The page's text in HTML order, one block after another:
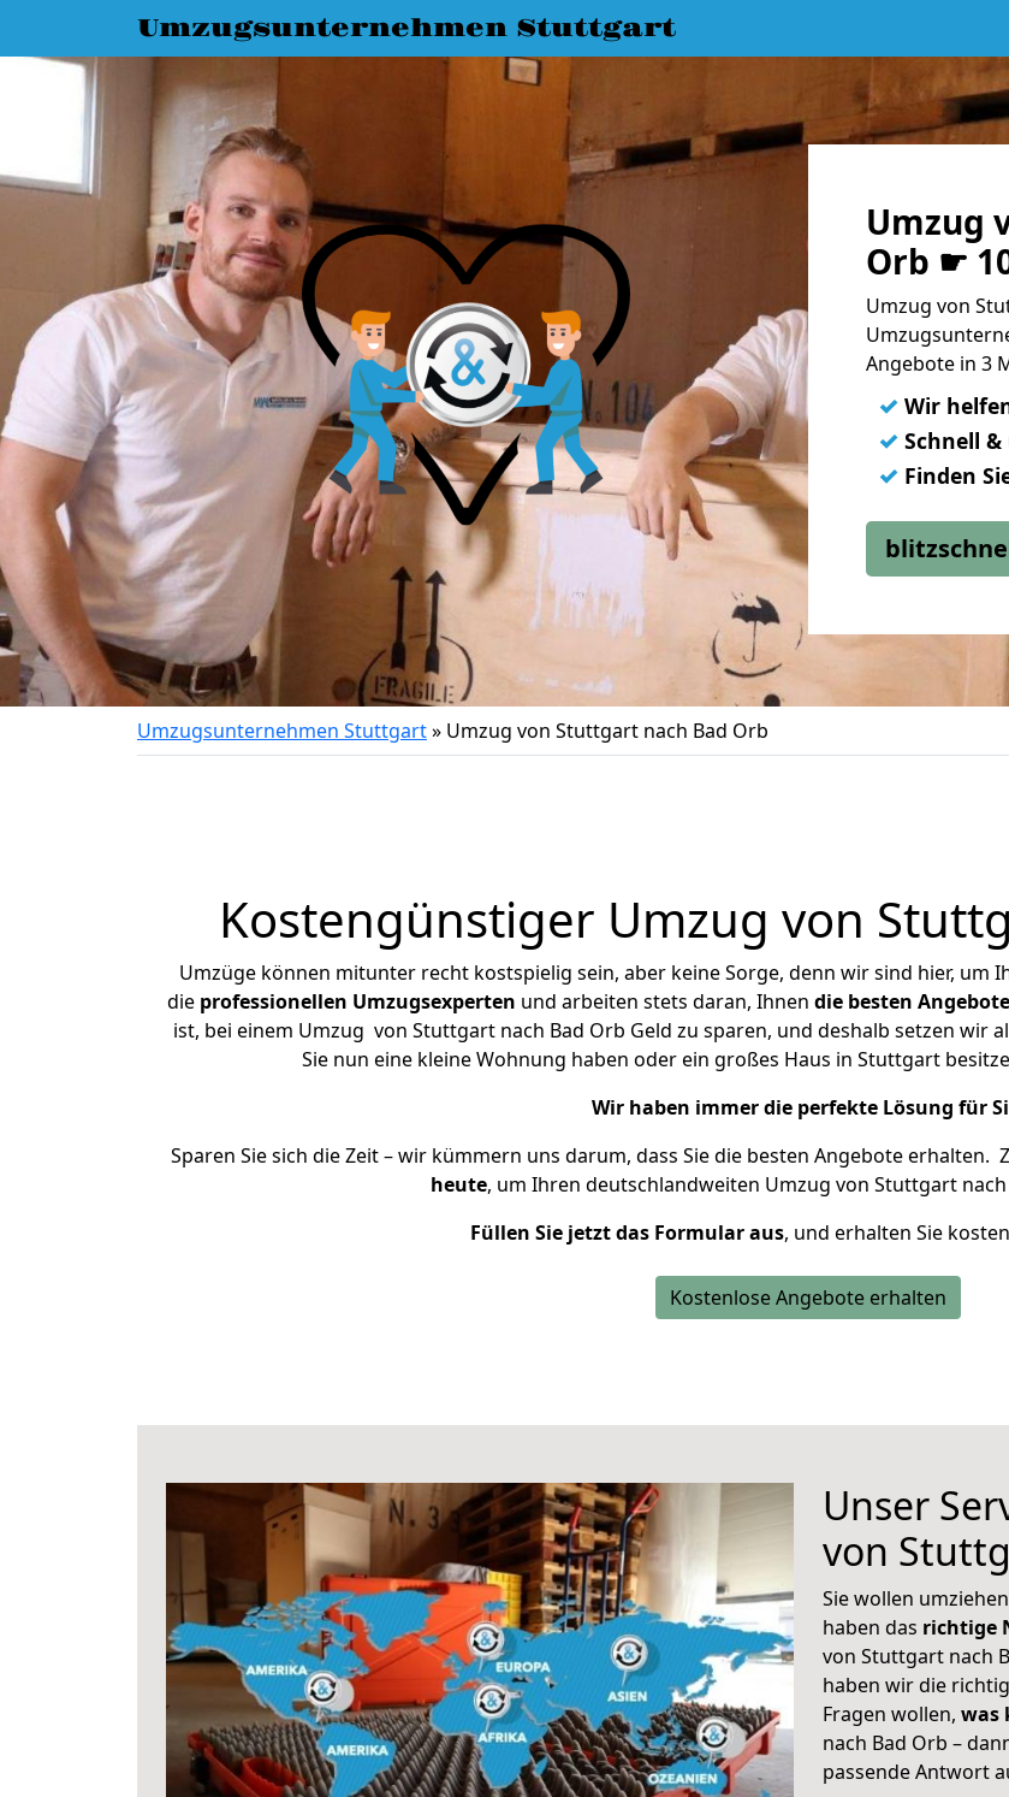
Umzugsunternehmen Stuttgart
Umzug
Orb ☛
Umzug von
Angebote in 3
✓ Wir
✓ Schnell
✓ Finden
Umzugsunternehmen Stuttgart» Umzug von Stuttgart nach Bad Orb
Kostengünstiger Umzug von
Umzüge können mitunter recht kostspielig sein, aber keine Sorge, denn wir sind hier, um
die professionellen Umzugsexperten und arbeiten stets daran, Ihnen die besten
ist, bei einem Umzug von Stuttgart nach Bad Orb Geld zu sparen, und deshalb setzen wir
Sie nun eine kleine Wohnung haben oder ein großes Haus in Stuttgart
Wir haben immer die perfekte Lösung für
Sparen Sie sich die Zeit – wir kümmern uns darum, dass Sie die besten Angebote erhalten.
heute, um Ihren deutschlandweiten Umzug von Stuttgart
Füllen Sie jetzt das Formular aus, und erhalten Sie
Kostenlose Angebote erhalten
Unser
von
Sie wollen
haben das richtige
von Stuttgart nach
haben wir die
Fragen wollen, was
nach Bad Orb –
passende Antwort